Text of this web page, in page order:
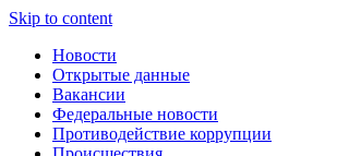
Skip to content
Новости
Открытые данные
Вакансии
Федеральные новости
Противодействие коррупции